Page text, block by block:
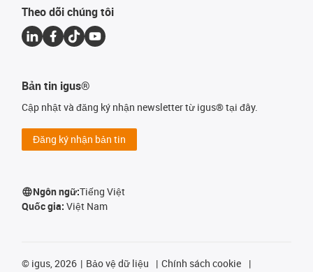
Theo dõi chúng tôi
Bản tin igus®
Cập nhật và đăng ký nhận newsletter từ igus® tại đây.
Đăng ký nhận bản tin
Ngôn ngữ:Tiếng Việt
Quốc gia: Việt Nam
© igus, 2026 Bảo vệ dữ liệu
Chính sách cookie